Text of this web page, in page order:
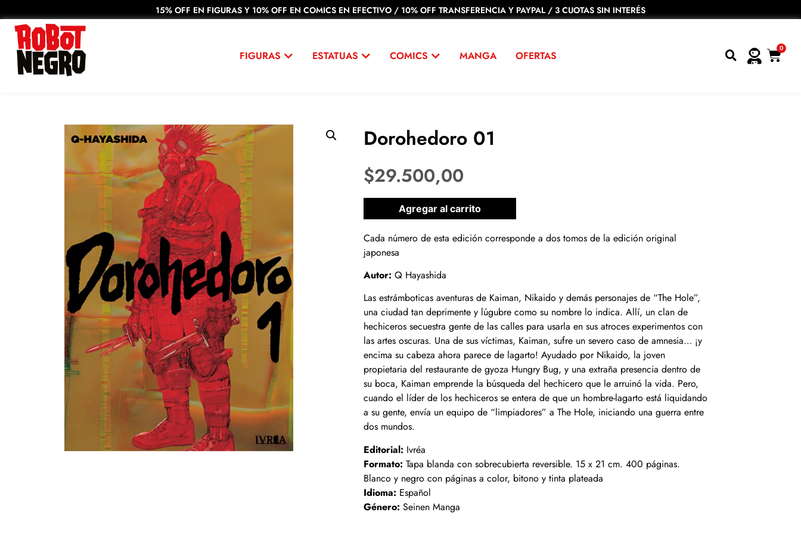
15% OFF EN FIGURAS Y 10% OFF EN COMICS EN EFECTIVO / 10% OFF TRANSFERENCIA Y PAYPAL / 3 CUOTAS SIN INTERÉS
FIGURAS ESTATUAS COMICS MANGA OFERTAS
0
Dorohedoro 01
$29.500,00
1 disponibles
Agregar al carrito
Cada número de esta edición corresponde a dos tomos de la edición original
japonesa
Autor: Q Hayashida
Las estrámboticas aventuras de Kaiman, Nikaido y demás personajes de “The Hole”,
una ciudad tan deprimente y lúgubre como su nombre lo indica. Allí, un clan de
hechiceros secuestra gente de las calles para usarla en sus atroces experimentos con
las artes oscuras. Una de sus víctimas, Kaiman, sufre un severo caso de amnesia… ¡y
encima su cabeza ahora parece de lagarto! Ayudado por Nikaido, la joven
propietaria del restaurante de gyoza Hungry Bug, y una extraña presencia dentro de
su boca, Kaiman emprende la búsqueda del hechicero que le arruinó la vida. Pero,
cuando el líder de los hechiceros se entera de que un hombre-lagarto está liquidando
a su gente, envía un equipo de “limpiadores” a The Hole, iniciando una guerra entre
dos mundos.
Editorial: Ivréa
Formato: Tapa blanda con sobrecubierta reversible. 15 x 21 cm. 400 páginas.
Blanco y negro con páginas a color, bitono y tinta plateada
Idioma: Español
Género: Seinen Manga